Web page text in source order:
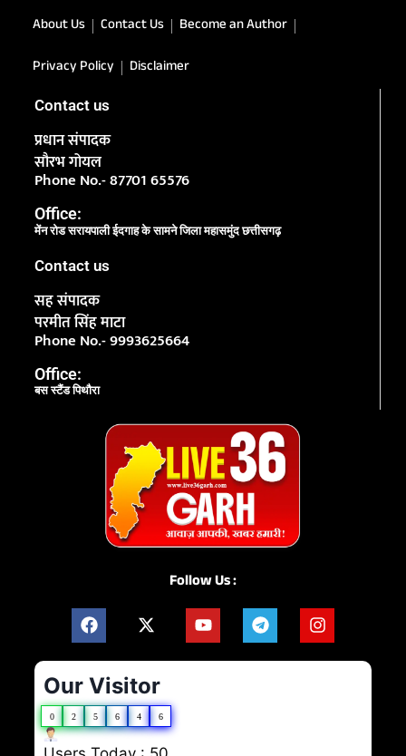
About Us Contact Us
Become an Author
Privacy Policy
Disclaimer
Contact us
प्रधान संपादक
सौरभ गोयल
Phone No.- 87701 65576
Office:
मेंन रोड सरायपाली ईदगाह के सामने जिला महासमुंद छत्तीसगढ़
Contact us
सह संपादक
परमीत सिंह माटा
Phone No.- 9993625664
Office:
बस स्टैंड पिथौरा
Follow Us :
Our Visitor
0 2 5 6 4 6